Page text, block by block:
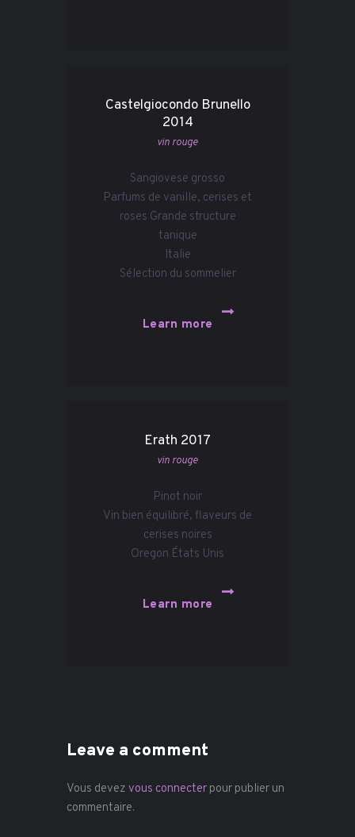
Castelgiocondo Brunello
2014
vin rouge
Sangiovese grosso
Parfums de vanille, cerises et
roses Grande structure
tanique
Italie
Sélection du sommelier
Learn more
Erath 2017
vin rouge
Pinot noir
Vin bien équilibré, flaveurs de
cerises noires
Oregon États Unis
Learn more
Leave a comment
Vous devez vous connecter pour publier un
commentaire.